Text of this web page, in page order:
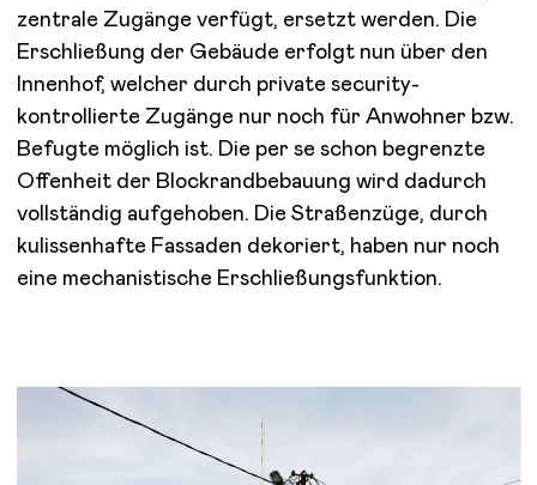
zentrale Zugänge verfügt, ersetzt werden. Die
Erschließung der Gebäude erfolgt nun über den
Innenhof, welcher durch private security-
kontrollierte Zugänge nur noch für Anwohner bzw.
Befugte möglich ist. Die per se schon begrenzte
Offenheit der Blockrandbebauung wird dadurch
vollständig aufgehoben. Die Straßenzüge, durch
kulissenhafte Fassaden dekoriert, haben nur noch
eine mechanistische Erschließungsfunktion.